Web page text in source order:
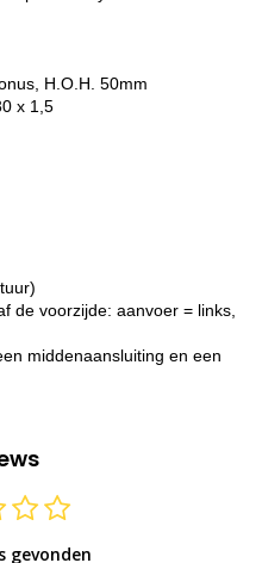
H.O.H. 50mm
x 1,5
de voorzijde: aanvoer = links,
middenaansluiting en een
gevonden